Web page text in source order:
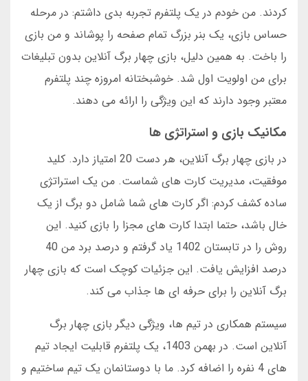
کردند. من خودم در یک پلتفرم تجربه بدی داشتم: در مرحله
حساس بازی، یک بنر بزرگ تمام صفحه را پوشاند و من بازی
را باخت. به همین دلیل، بازی چهار برگ آنلاین بدون تبلیغات
برای من اولویت اول شد. خوشبختانه امروزه چند پلتفرم
معتبر وجود دارند که این ویژگی را ارائه می دهند.
مکانیک بازی و استراتژی ها
در بازی چهار برگ آنلاین، هر دست 20 امتیاز دارد. کلید
موفقیت، مدیریت کارت های شماست. من یک استراتژی
ساده کشف کردم: اگر کارت های شما شامل دو برگ از یک
خال باشد، حتما ابتدا کارت های مجزا را بازی کنید. این
روش را در تابستان 1402 یاد گرفتم و درصد برد من 40
درصد افزایش یافت. این جزئیات کوچک است که بازی چهار
برگ آنلاین را برای حرفه ای ها جذاب می کند.
سیستم همکاری در تیم ها، ویژگی دیگر بازی چهار برگ
آنلاین است. در بهمن 1403، یک پلتفرم قابلیت ایجاد تیم
های 4 نفره را اضافه کرد. ما با دوستانمان یک تیم ساختیم و